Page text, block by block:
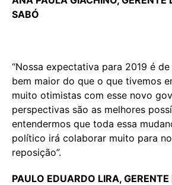
SABÓ
“Nossa expectativa para 2019 é
bem maior do que o que tivemos
muito otimistas com esse novo
perspectivas são as melhores
entendermos que toda essa
político irá colaborar muito para
reposição”.
PAULO EDUARDO LIRA,